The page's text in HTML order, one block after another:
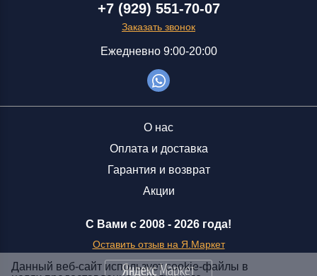
+7 (929) 551-70-07
Заказать звонок
Ежедневно 9:00-20:00
С Вами с 2008 - 2026 года!
Оставить отзыв на Я.Маркет
О нас
Оплата и доставка
Гарантия и возврат
Акции
Данный веб-сайт использует cookie-файлы в